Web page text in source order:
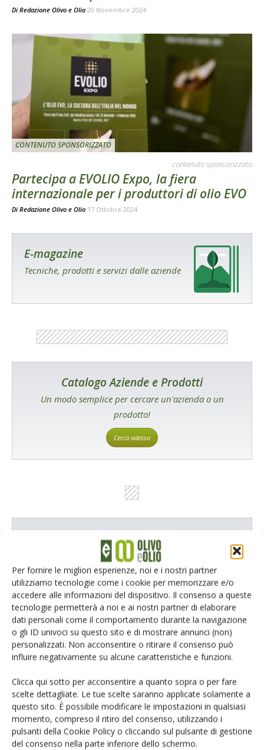
Per fornire le migliori esperienze, noi e i nostri partner
utilizziamo tecnologie come i cookie per memorizzare e/o
accedere alle informazioni del dispositivo. Il consenso a queste
tecnologie permetterà a noi e ai nostri partner di elaborare
dati personali come il comportamento durante la navigazione
o gli ID univoci su questo sito e di mostrare annunci (non)
personalizzati. Non acconsentire o ritirare il consenso può
influire negativamente su alcune caratteristiche e funzioni.
Clicca qui sotto per acconsentire a quanto sopra o per fare
scelte dettagliate. Le tue scelte saranno applicate solamente a
questo sito. È possibile modificare le impostazioni in qualsiasi
momento, compreso il ritiro del consenso, utilizzando i
pulsanti della Cookie Policy o cliccando sul pulsante di gestione
del consenso nella parte inferiore dello schermo.
Di Redazione Olivo e Olio 20 Novembre 2024
CONTENUTO SPONSORIZZATO
contenuto sponsorizzato
Partecipa a EVOLIO Expo, la fiera
internazionale per i produttori di olio EVO
Di Redazione Olivo e Olio 17 Ottobre 2024
E-magazine
Tecniche, prodotti e servizi dalle aziende
Catalogo Aziende e Prodotti
Un modo semplice per cercare un'azienda o un
prodotto!
Cerca adesso
L'Esperto risponde
I consigli di Terra e Vita agli agricoltori
Cerca adesso
Rimani aggiornato sul mondo
dell’agricoltura